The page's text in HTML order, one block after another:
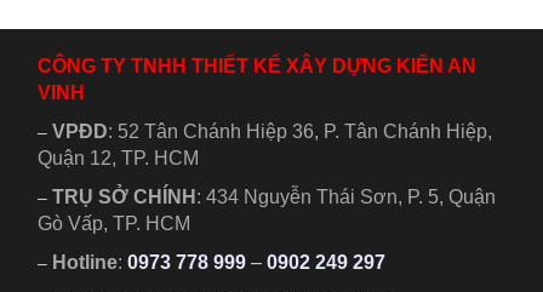
CÔNG TY TNHH THIẾT KẾ XÂY DỰNG KIẾN AN
VINH
–VPĐD: 52 Tân Chánh Hiệp 36, P. Tân Chánh Hiệp,
Quận 12, TP. HCM
– TRỤ SỞ CHÍNH :434 Nguyễn Thái Sơn, P. 5, Quận
Gò Vấp, TP. HCM
– Hotline: 0973 778 999 –0902 249 297